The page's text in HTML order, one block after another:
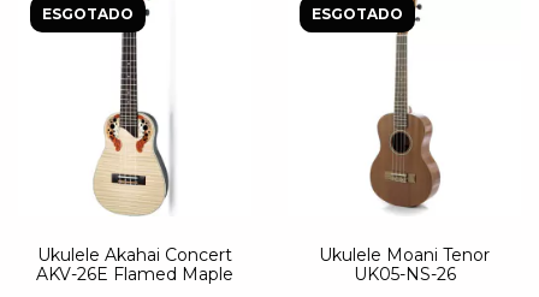
ESGOTADO
Ukulele Akahai Concert
AKV-26E Flamed Maple
ESGOTADO
Ukulele Moani Tenor
UK05-NS-26